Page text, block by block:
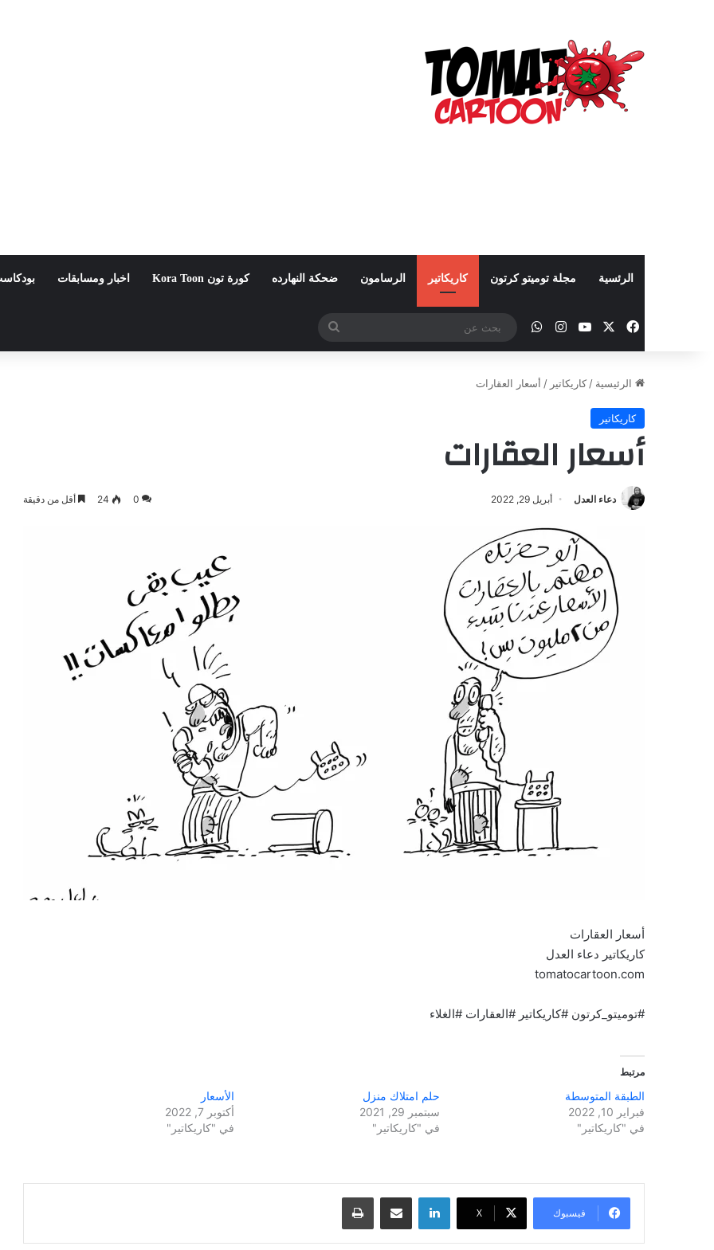
الرئسية مجلة توميتو كرتون كاريكاتير الرسامون ضحكة النهارده كورة تون Kora Toon اخبار ومسابقات
فيسبوك ‫YouTube
انستقرامواتساب
بحث
عن
الرئيسية / كاريكاتير / أسعار العقارات
كاريكاتير
أسعار العقارات
دعاء العدل أبريل 29, 2022 0
24 أقل من دقيقة
أسعار العقارات
كاريكاتير دعاء العدل
tomatocartoon.com
#توميتو_كرتون #كاريكاتير #العقارات #الغلاء
مرتبط
الطبقة المتوسطة
فبراير 10, 2022
في "كاريكاتير"
حلم امتلاك منزل
سبتمبر 29, 2021
في "كاريكاتير"
الأسعار
أكتوبر 7, 2022
في "كاريكاتير"
فيسبوك ‫X
لينكدإن مشاركة عبر البريد طباعة